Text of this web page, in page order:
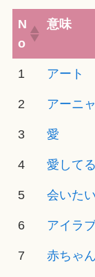
N
o
意味
1 アート
2 アーニャ
3 愛
4 愛してる
5 会いたい
6 アイラ
7 赤ちゃん